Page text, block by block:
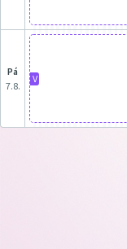
pá
7.8.
V